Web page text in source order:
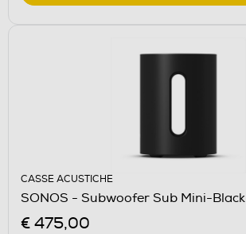
CASSE ACUSTICHE
SONOS - Subwoofer Sub Mini-Black
€ 475,00